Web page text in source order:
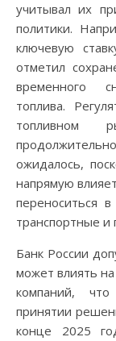
учитывал их
политики.
ключевую
отметил
временного
топлива.
топливном
ожидалось,
напрямую
переноситься
транспортные и
Банк России
может влиять
компаний,
принятии
конце 2025